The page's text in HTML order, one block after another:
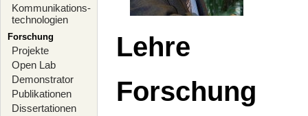
Kommunikations-
technologien
Forschung
Projekte
Open Lab
Demonstrator
Publikationen
Dissertationen
Lehre
Forschung